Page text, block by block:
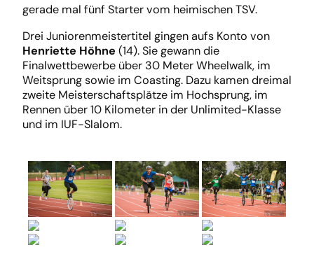
gerade mal fünf Starter vom heimischen TSV.
Drei Juniorenmeistertitel gingen aufs Konto von
Henriette Höhne (14). Sie gewann die
Finalwettbewerbe über 30 Meter Wheelwalk, im
Weitsprung sowie im Coasting. Dazu kamen dreimal
zweite Meisterschaftsplätze im Hochsprung, im
Rennen über 10 Kilometer in der Unlimited-Klasse
und im IUF-Slalom.